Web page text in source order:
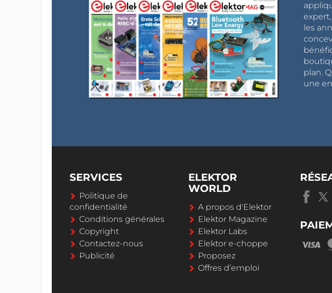
les
plan.
une
SERVICES
Politique de
confidentialité
Conditions générales
Copyright
Contactez-nous
Publicité
ELEKTOR
WORLD
A propos d'Elektor
Elektor Magazine
Elektor Labs
Elektor e-choppe
Proposez
Offres d’emploi